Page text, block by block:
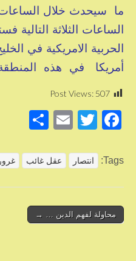
ما سيحدث خلال الساعات
الساعات الثلاثة التالية
الحربية الامريكية في
أمريكا في هذه
Post Views: 507
F
c
o
T
tt
E
ail
ar
Tags: انتصار عقل غائب غرور
Post
محاولة لفهم الدين … →